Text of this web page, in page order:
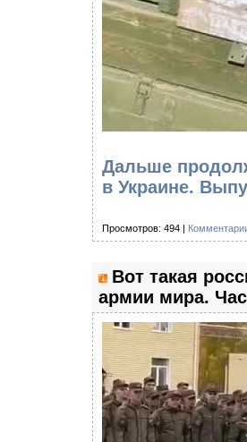
Дальше
в Украине.
Просмотров: 494 |
Вот такая
армии мира.